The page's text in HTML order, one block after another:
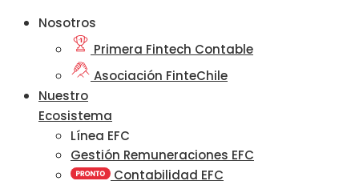
Nosotros
Primera Fintech Contable
Asociación FinteChile
Nuestro
Ecosistema
Línea EFC
Gestión Remuneraciones EFC
Contabilidad EFC